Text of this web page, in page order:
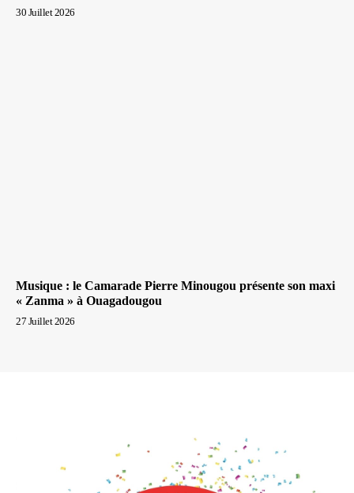
30 Juillet 2026
Musique : le Camarade Pierre Minougou présente son maxi
« Zanma » à Ouagadougou
27 Juillet 2026